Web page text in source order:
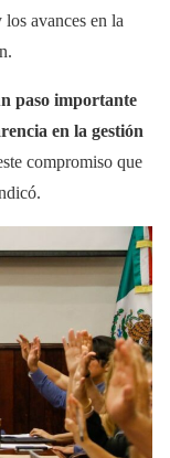
los avances en la
paso importante
en la gestión
compromiso que